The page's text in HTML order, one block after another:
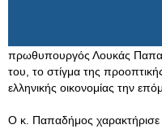
πρωθυπουργός Λουκάς
του, το στίγμα της
ελληνικής οικονομίας την
O κ. Παπαδήμος χαρακτήρισε